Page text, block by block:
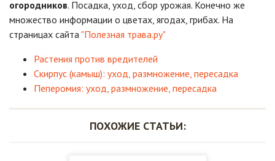
огородников. Посадка, уход, сбор урожая. Конечно же
множество информации о цветах, ягодах, грибах. На
страницах сайта "Полезная трава.ру"
Растения против вредителей
Скирпус (камыш): уход, размножение, пересадка
Пеперомия: уход, размножение, пересадка
ПОХОЖИЕ СТАТЬИ: